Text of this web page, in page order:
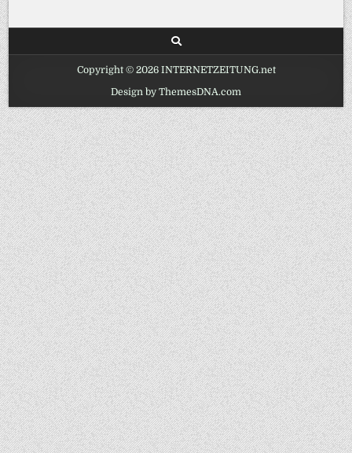
Copyright © 2026 INTERNETZEITUNG.net
Design by ThemesDNA.com